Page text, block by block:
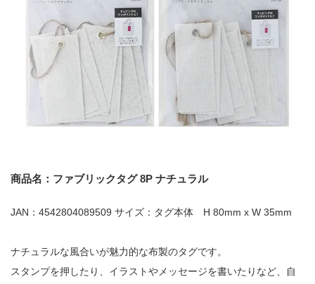
商品名：ファブリックタグ 8P ナチュラル
JAN：4542804089509 サイズ：タグ本体 H 80mm x W 35mm
ナチュラルな風合いが魅力的な布製のタグです。
スタンプを押したり、イラストやメッセージを書いたりなど、自